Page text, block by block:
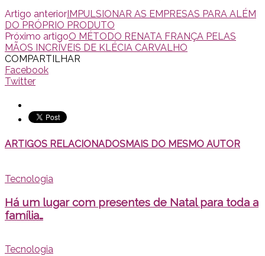
Artigo anterior IMPULSIONAR AS EMPRESAS PARA ALÉM
DO PRÓPRIO PRODUTO
Próximo artigoO MÉTODO RENATA FRANÇA PELAS
MÃOS INCRÍVEIS DE KLÉCIA CARVALHO
COMPARTILHAR
Facebook
Twitter
ARTIGOS RELACIONADOSMAIS DO MESMO AUTOR
Tecnologia
Há um lugar com presentes de Natal para toda a
família…
Tecnologia